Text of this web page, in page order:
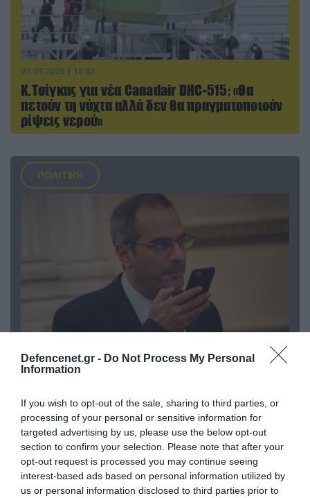
Defencenet.gr - Do Not Process My Personal
Information
If you wish to opt-out of the sale, sharing to third parties, or
processing of your personal or sensitive information for
targeted advertising by us, please use the below opt-out
section to confirm your selection. Please note that after your
opt-out request is processed you may continue seeing
interest-based ads based on personal information utilized by
us or personal information disclosed to third parties prior to
07.08.2026 | 16:02
Κ.Τσίγκας για νέα Canadair DHC-515: «Θα
πετούν τη νύχτα αλλά δεν θα πραγματοποιούν
ρίψεις νερού»
ΠΟΛΙΤΙΚΗ
07.08.2026 | 20:02
Κωνσταντίνο Ζούλα από τον ΣΚΑΪ – Ο λόγος της
απομάκρυνσής του